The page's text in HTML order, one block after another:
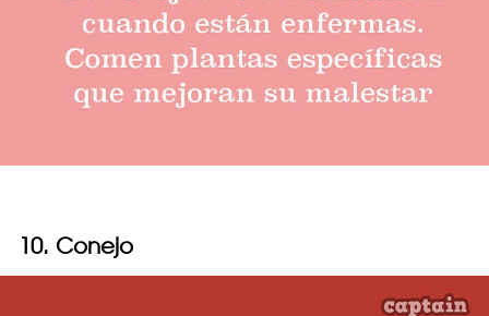
10. Conejo